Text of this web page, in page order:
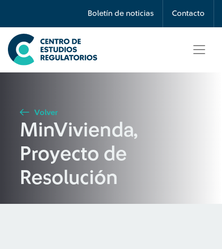
Boletín de noticias Contacto
Búsqueda
Seleccione país
Buscar
Volver
MinVivienda,
Proyecto de
Resolución